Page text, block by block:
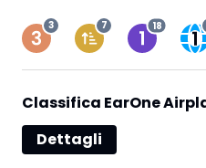
3 7 18
Classifica EarOne
Dettagli